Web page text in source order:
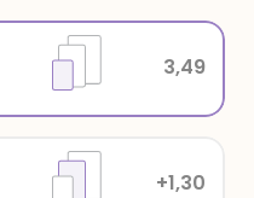
+1,30
3,49